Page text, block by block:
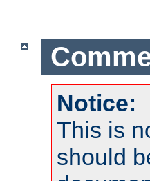
Notice:
This is
should